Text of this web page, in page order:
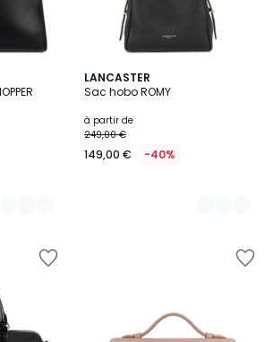
LANCASTER
Sac hobo ROMY
à partir de
249,00 €
149,00 € -40%
5
Couleurs